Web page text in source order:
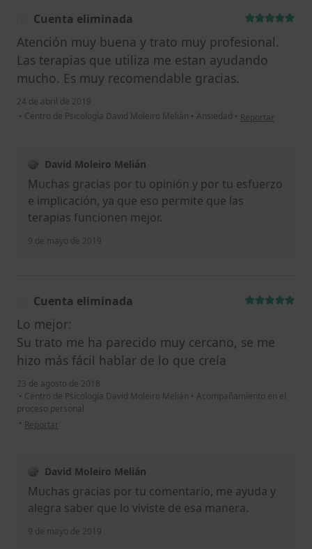
Cuenta eliminada
Atención muy buena y trato muy profesional.
Las terapias que utiliza me estan ayudando
mucho. Es muy recomendable gracias.
24 de abril de 2019
• Centro de Psicología David Moleiro Melián • Ansiedad • en opinión del
Reportar
David Moleiro Melián
Muchas gracias por tu opinión y por tu esfuerzo
e implicación, ya que eso permite que las
terapias funcionen mejor.
9 de mayo de 2019
Cuenta eliminada
Lo mejor:
Su trato me ha parecido muy cercano, se me
hizo más fácil hablar de lo que creía
23 de agosto de 2018
• Centro de Psicología David Moleiro Melián • Acompañamiento en el
proceso personal
• en opinión del usuario Cuenta eliminada
Reportar
David Moleiro Melián
Muchas gracias por tu comentario, me ayuda y
alegra saber que lo viviste de esa manera.
9 de mayo de 2019